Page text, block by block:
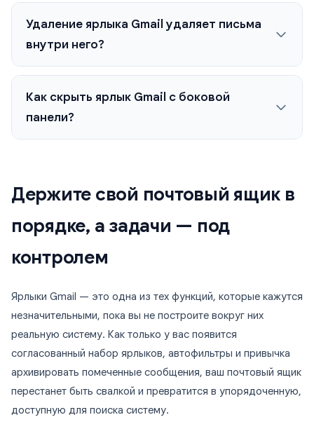
Удаление ярлыка Gmail удаляет письма
внутри него?
Как скрыть ярлык Gmail с боковой
панели?
Держите свой почтовый ящик в
порядке, а задачи — под
контролем
Ярлыки Gmail — это одна из тех функций, которые кажутся
незначительными, пока вы не построите вокруг них
реальную систему. Как только у вас появится
согласованный набор ярлыков, автофильтры и привычка
архивировать помеченные сообщения, ваш почтовый ящик
перестанет быть свалкой и превратится в упорядоченную,
доступную для поиска систему.